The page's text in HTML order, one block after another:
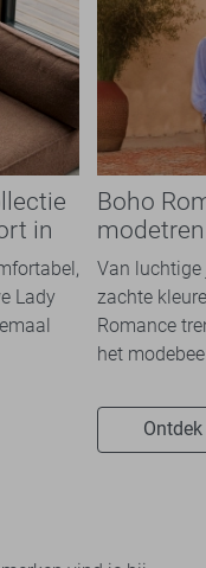
in
Lady
Boho
overal
Van luchtige
zachte
Romance
het